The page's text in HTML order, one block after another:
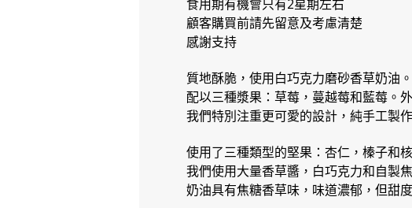
食用期有機會只有2星期左右
顧客購買前請先留意及考慮清楚
感謝支持
質地酥脆，使用白巧克力磨砂香草奶油。
配以三種漿果：草莓，蔓越莓和藍莓。
我們特別注重更可愛的設計，純手工製
使用了三種類型的堅果：杏仁，榛子和
我們使用大量香草醬，白巧克力和自製
奶油具有焦糖香草味，味道濃郁，但甜